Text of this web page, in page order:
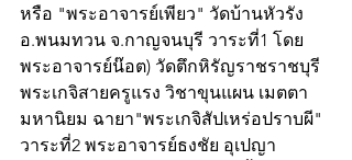
หรือ "พระอาจารย์เพียว" วัดบ้านหัวรัง​
อ.พนมทวน​ จ.กาญจนบุรี วาระที่1 โดย
พระอาจารย์น๊อต) วัดตึกหิรัญราชราชบุรี
พระเกจิสายครูแรง วิชาขุนแผน เมตตา
มหานิยม ฉายา"พระเกจิ​สัปเหร่อปราบผี"
วาระที่2 พระอาจารย์ธงชัย​ อุเปญา​